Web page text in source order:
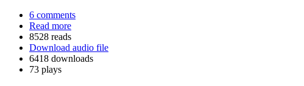
6 comments
Read more
8528 reads
Download audio file
6418 downloads
73 plays